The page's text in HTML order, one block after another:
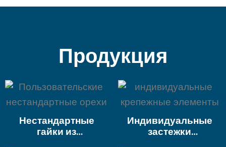
Продукция
Нестандартные
гайки из
Индивидуальные
застежки